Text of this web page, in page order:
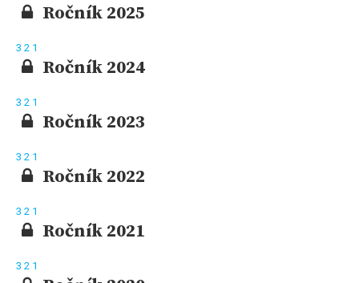
Ročník 2025
3 2 1
Ročník 2024
3 2 1
Ročník 2023
3 2 1
Ročník 2022
3 2 1
Ročník 2021
3 2 1